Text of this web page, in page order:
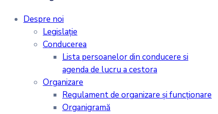
Despre noi
Legislaţie
Conducerea
Lista persoanelor din conducere si
agenda de lucru a cestora
Organizare
Regulament de organizare și funcționare
Organigramă